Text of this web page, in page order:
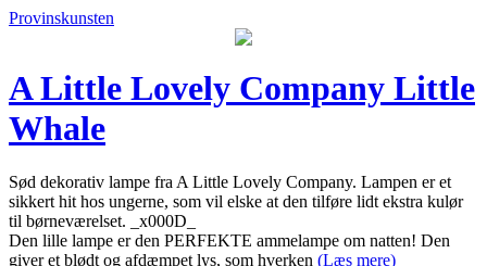
Provinskunsten
A Little Lovely Company Little
Whale
Sød dekorativ lampe fra A Little Lovely Company. Lampen er et
sikkert hit hos ungerne, som vil elske at den tilføre lidt ekstra kulør
til børneværelset. _x000D_
Den lille lampe er den PERFEKTE ammelampe om natten! Den
giver et blødt og afdæmpet lys, som hverken (Læs mere)